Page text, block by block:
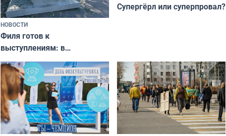
НОВОСТИ
Филя готов к
выступлениям: в
мурманском океанариуме
рассказали о состоянии
тюленей
Супергёрл или суперпровал?